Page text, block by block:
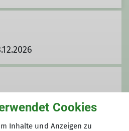
| 14 - 18
Cookies
Inhalte und Anzeigen zu